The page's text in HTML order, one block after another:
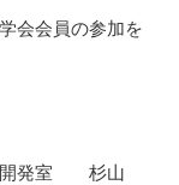
会会員の参加を
ト開発室 杉山